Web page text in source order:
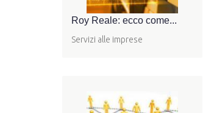
Roy Reale: ecco come...
Servizi alle imprese